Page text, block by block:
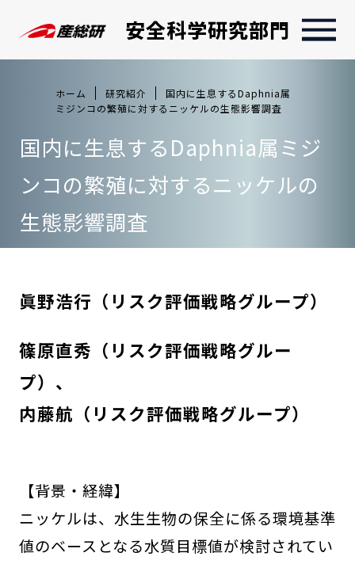
安全科学研究部門
ホーム 研究紹介
国内に生息するDaphnia属
ミジンコの繁殖に対するニッケルの生態影響調査
国内に生息するDaphnia属ミジ
ンコの繁殖に対するニッケルの
生態影響調査
眞野浩行（リスク評価戦略グループ）
篠原直秀（リスク評価戦略グルー
プ）
内藤航（リスク評価戦略グループ）
【背景・経緯】
ニッケルは、水生生物の保全に係る環境基準
値のベースとなる水質目標値が検討されてい